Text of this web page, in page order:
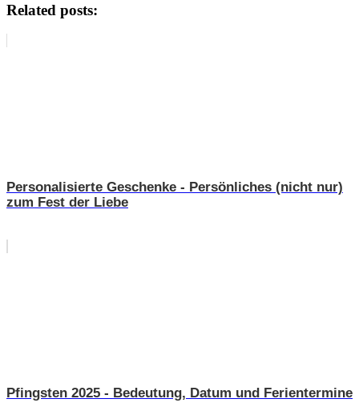
Related posts:
Personalisierte Geschenke - Persönliches (nicht nur)
zum Fest der Liebe
Pfingsten 2025 - Bedeutung, Datum und Ferientermine